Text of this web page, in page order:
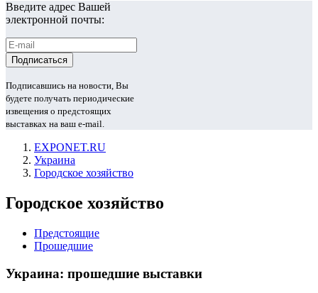
Введите адрес Вашей
электронной почты:
Подписавшись на новости, Вы
будете получать периодические
извещения о предстоящих
выставках на ваш e-mail.
EXPONET.RU
Украина
Городское хозяйство
Городское хозяйство
Предстоящие
Прошедшие
Украина: прошедшие выставки